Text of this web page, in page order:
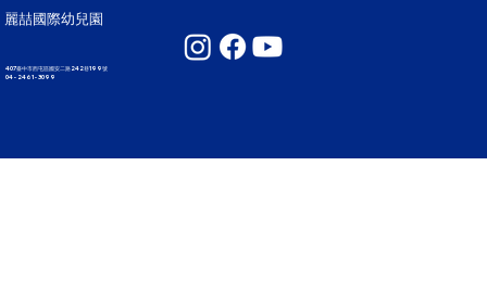
麗喆國際幼兒園
407臺中市西屯區國安二路242巷199號
04 - 2461 - 3099